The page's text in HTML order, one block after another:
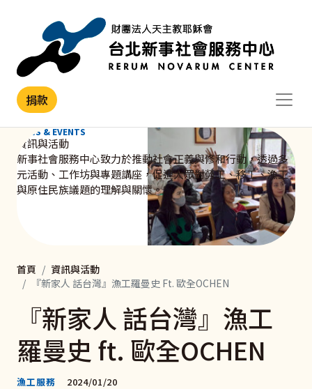
捐款
NEWS & EVENTS
資訊與活動
新事社會服務中心致力於推動社會正義與修和行動，透過多
元活動、工作坊與專題講座，促進大眾對勞工、移工、漁工
與原住民族議題的理解與關懷。
首頁
資訊與活動
『新家人 話台灣』漁工羅曼史 Ft. 歐全OCHEN
『新家人 話台灣』漁工
羅曼史 ft. 歐全OCHEN
漁工服務 2024/01/20